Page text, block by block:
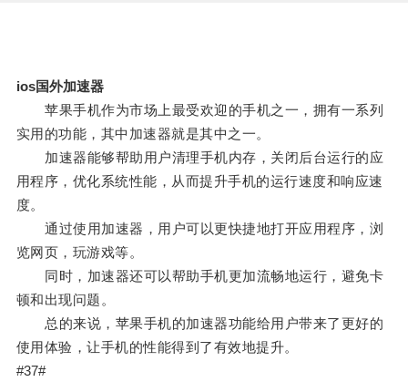
ios国外加速器
苹果手机作为市场上最受欢迎的手机之一，拥有一系列
实用的功能，其中加速器就是其中之一。
加速器能够帮助用户清理手机内存，关闭后台运行的应
用程序，优化系统性能，从而提升手机的运行速度和响应速
度。
通过使用加速器，用户可以更快捷地打开应用程序，浏
览网页，玩游戏等。
同时，加速器还可以帮助手机更加流畅地运行，避免卡
顿和出现问题。
总的来说，苹果手机的加速器功能给用户带来了更好的
使用体验，让手机的性能得到了有效地提升。
#37#